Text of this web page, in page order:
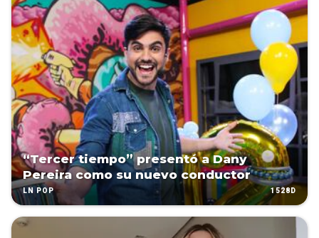
“Tercer tiempo” presentó a Dany
Pereira como su nuevo conductor
LN POP 1528D